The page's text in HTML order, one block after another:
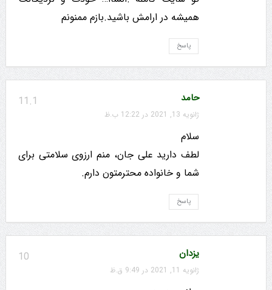
همیشه در ارامش باشید.بازم ممنونم
پاسخ
11.1 حامد
ژانویه 13, 2021 در 12:22 ب.ظ
سلام
لطف دارید علی جان، منم ارزوی سلامتی برای
شما و خانواده محترمتون دارم.
پاسخ
10 یزدان
ژانویه 11, 2021 در 9:49 ق.ظ